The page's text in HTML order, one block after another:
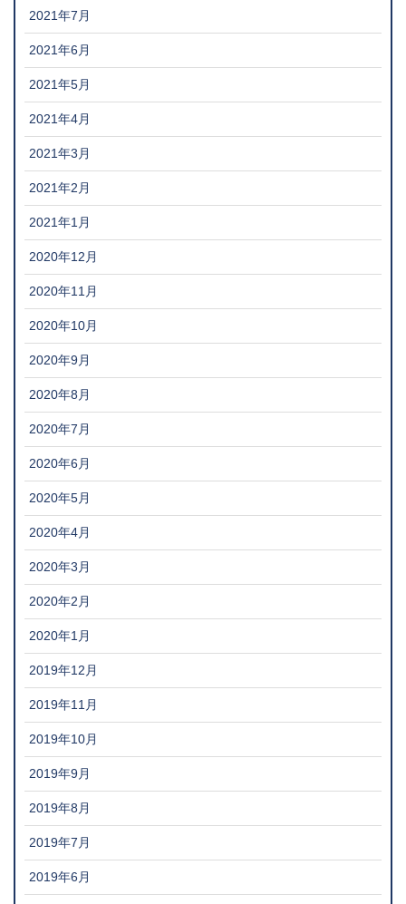
2021年7月
2021年6月
2021年5月
2021年4月
2021年3月
2021年2月
2021年1月
2020年12月
2020年11月
2020年10月
2020年9月
2020年8月
2020年7月
2020年6月
2020年5月
2020年4月
2020年3月
2020年2月
2020年1月
2019年12月
2019年11月
2019年10月
2019年9月
2019年8月
2019年7月
2019年6月